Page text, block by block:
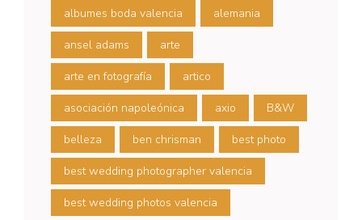
albumes boda valencia alemania
ansel adams arte
arte en fotografía artico
asociación napoleónica axio B&W
belleza ben chrisman best photo
best wedding photographer valencia
best wedding photos valencia